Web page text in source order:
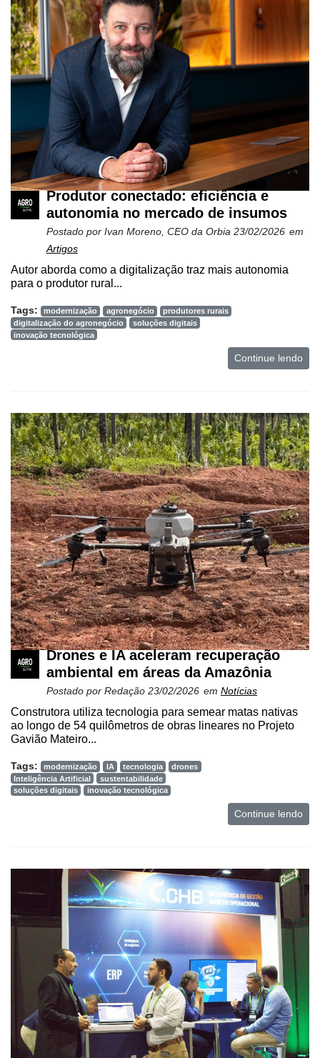
Produtor conectado: eficiência e
autonomia no mercado de insumos
Postado por Ivan Moreno, CEO da Orbia 23/02/2026 em
Artigos
Autor aborda como a digitalização traz mais autonomia
para o produtor rural...
Tags: modernização agronegócio
produtores rurais
digitalização do agronegócio
soluções digitais
inovação tecnológica
Continue lendo
Drones e IA aceleram recuperação
ambiental em áreas da Amazônia
Postado por Redação 23/02/2026 em Notícias
Construtora utiliza tecnologia para semear matas nativas
ao longo de 54 quilômetros de obras lineares no Projeto
Gavião Mateiro...
Tags: modernização IA tecnologia
drones
Inteligência Artificial
sustentabilidade
soluções digitais
inovação tecnológica
Continue lendo